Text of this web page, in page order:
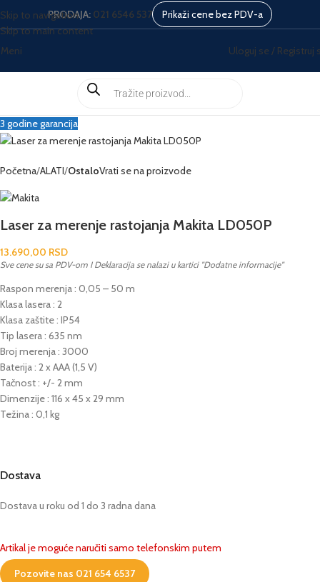
Skip to navigation
Skip to main content
PRODAJA: 021 6546 537 Prikaži cene bez PDV-a
Meni Uloguj se / Registruj
3 godine garancija
Početna ALATI OstaloVrati se na proizvode
Laser za merenje rastojanja Makita LD050P
13.690,00 RSD
Sve cene su sa PDV-om I Deklaracija se nalazi u kartici "Dodatne informacije"
Raspon merenja : 0,05 – 50 m
Klasa lasera : 2
Klasa zaštite : IP54
Tip lasera : 635 nm
Broj merenja : 3000
Baterija : 2 x AAA (1,5 V)
Tačnost : +/- 2 mm
Dimenzije : 116 x 45 x 29 mm
Težina : 0,1 kg
Dostava
Dostava u roku od 1 do 3 radna dana
Artikal je moguće naručiti samo telefonskim putem
Pozovite nas 021 654 6537